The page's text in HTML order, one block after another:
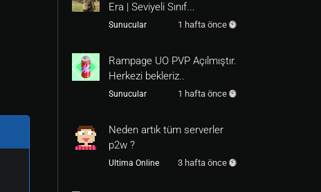
Era | Seviyeli Sınıf...
Sunucular 1 hafta önce
Rampage UO PVP Açılmıştır.
Herkezi bekleriz..
Sunucular 1 hafta önce
Neden artık tüm serverler
p2w ?
Ultima Online 3 hafta önce